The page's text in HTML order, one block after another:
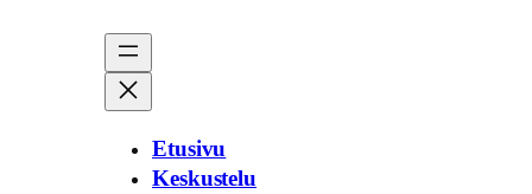
Etusivu
Keskustelu